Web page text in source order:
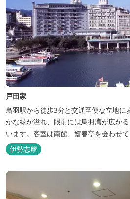
戸田家
鳥羽駅から徒歩3分と交通至便な立地に
かな緑が溢れ、眼前には鳥羽湾が広が
います。客室は南館、嬉春亭を会わせ
景観の美しさも格別。伊勢湾で揚がった
自慢です。 旅の疲れを癒すには、男女あわせて13湯と足湯2湯の
湯巡りは最高です。野趣溢れる野天風
伊勢志摩